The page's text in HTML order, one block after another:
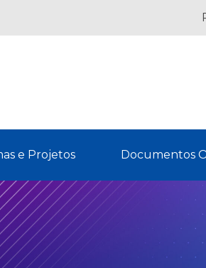
e Projetos Documentos